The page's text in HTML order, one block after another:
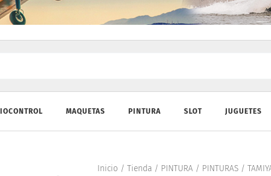
MAQUETAS PINTURA SLOT JUGUETES
Inicio / Tienda/ PINTURA/ PINTURAS/